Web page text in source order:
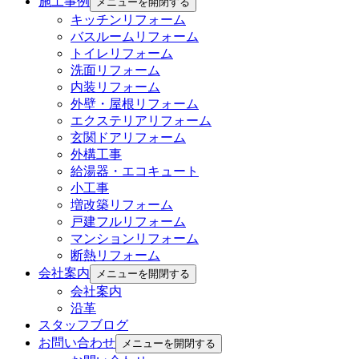
キッチンリフォーム
バスルームリフォーム
トイレリフォーム
洗面リフォーム
内装リフォーム
外壁・屋根リフォーム
エクステリアリフォーム
玄関ドアリフォーム
外構工事
給湯器・エコキュート
小工事
増改築リフォーム
戸建フルリフォーム
マンションリフォーム
断熱リフォーム
会社案内
メニューを開閉する
会社案内
沿革
スタッフブログ
お問い合わせ
メニューを開閉する